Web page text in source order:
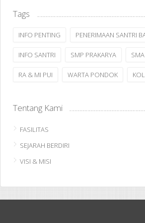
Tags
INFO PENTING PENERIMAAN SANTRI
INFO SANTRI SMP PRAKARYA
RA & MI PUI WARTA PONDOK
Tentang Kami
FASILITAS
SEJARAH BERDIRI
VISI & MISI